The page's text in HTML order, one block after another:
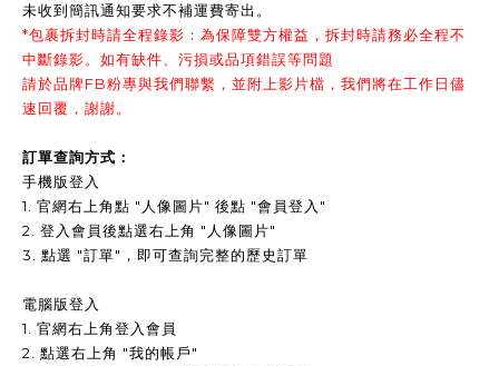
未收到簡訊通知要求不補運費寄出。
*包裹拆封時請全程錄影：為保障雙方權益，拆封時請務必全程不
中斷錄影。如有缺件、污損或品項錯誤等問題
請於品牌FB粉專與我們聯繫，並附上影片檔，我們將在工作日儘
速回覆，謝謝。
訂單查詢方式：
手機版登入
1. 官網右上角點 "人像圖片" 後點 "會員登入"
2. 登入會員後點選右上角 "人像圖片"
3. 點選 "訂單"，即可查詢完整的歷史訂單
電腦版登入
1. 官網右上角登入會員
2. 點選右上角 "我的帳戶"